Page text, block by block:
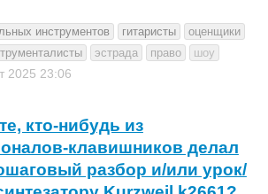
инструментов гитаристы
оценщики
эстрада право шоу
2025 23:06
кто-нибудь из
клавишников делал
разбор и/или урок/